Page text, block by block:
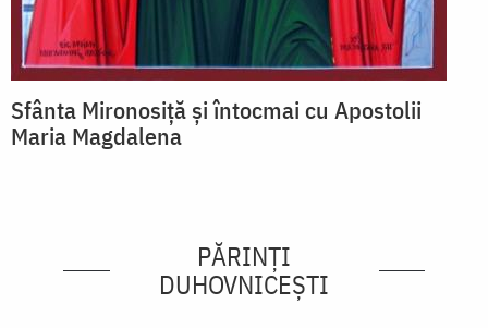
Sfânta Mironosiță și întocmai cu Apostolii
Maria Magdalena
PĂRINȚI
DUHOVNICEȘTI